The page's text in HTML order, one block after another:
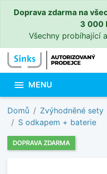
Doprava zdarma na
3 000
Všechny probíhající
 MENU
Domů Zvýhodněné sety
S odkapem + baterie
DOPRAVA ZDARMA